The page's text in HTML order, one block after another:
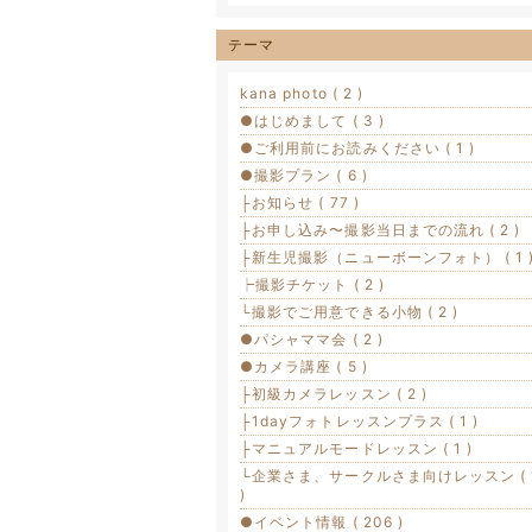
テーマ
kana photo ( 2 )
●はじめまして ( 3 )
●ご利用前にお読みください ( 1 )
●撮影プラン ( 6 )
├お知らせ ( 77 )
├お申し込み〜撮影当日までの流れ ( 2 )
├新生児撮影（ニューボーンフォト） ( 1
┝撮影チケット ( 2 )
└撮影でご用意できる小物 ( 2 )
●パシャママ会 ( 2 )
●カメラ講座 ( 5 )
├初級カメラレッスン ( 2 )
├1dayフォトレッスンプラス ( 1 )
├マニュアルモードレッスン ( 1 )
└企業さま、サークルさま向けレッスン (
)
●イベント情報 ( 206 )